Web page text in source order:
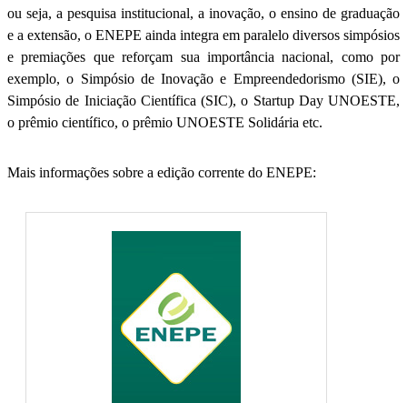
ou seja, a pesquisa institucional, a inovação, o ensino de graduação
e a extensão, o ENEPE ainda integra em paralelo diversos simpósios
e premiações que reforçam sua importância nacional, como por
exemplo, o Simpósio de Inovação e Empreendedorismo (SIE), o
Simpósio de Iniciação Científica (SIC), o Startup Day UNOESTE,
o prêmio científico, o prêmio UNOESTE Solidária etc.
Mais informações sobre a edição corrente do ENEPE: